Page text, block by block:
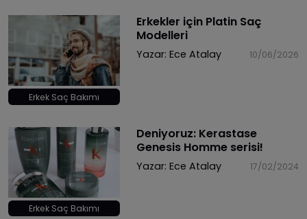
Erkek Saç Bakımı
Erkekler için Platin Saç
Modelleri
Yazar: Ece Atalay 10/06/2026
Erkek Saç Bakımı
Deniyoruz: Kerastase
Genesis Homme serisi!
Yazar: Ece Atalay 17/02/2024